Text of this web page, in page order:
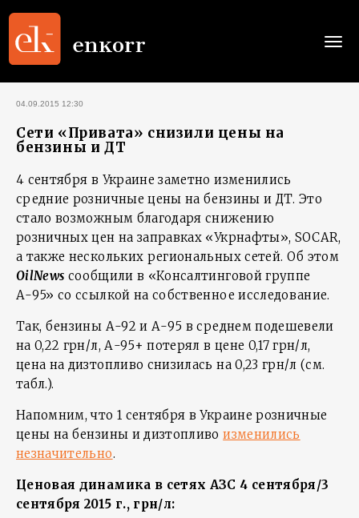
04.09.2015 12:30
Сети «Привата» снизили цены на
бензины и ДТ
4 сентября в Украине заметно изменились
средние розничные цены на бензины и ДТ. Это
стало возможным благодаря снижению
розничных цен на заправках «Укрнафты», SOCAR,
а также нескольких региональных сетей. Об этом
OilNews сообщили в «Консалтинговой группе
А-95» со ссылкой на собственное исследование.
Так, бензины А-92 и А-95 в среднем подешевели
на 0,22 грн/л, А-95+ потерял в цене 0,17 грн/л,
цена на дизтопливо снизилась на 0,23 грн/л (см.
табл.).
Напомним, что 1 сентября в Украине розничные
цены на бензины и дизтопливоизменились
незначительно.
Ценовая динамика в сетях АЗС 4 сентября/3
сентября 2015 г., грн/л: